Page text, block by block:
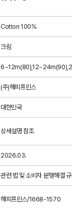
Cotton 100%
크림
(주)해피프린스
대한민국
상세설명 참조
2026.03.
관련 법 및 소비자 분쟁해결
해피프린스/1668-1570